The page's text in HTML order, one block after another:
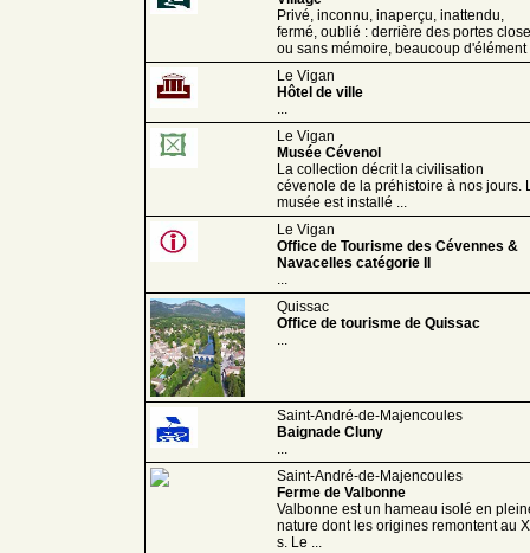
Privé, inconnu, inaperçu, inattendu,
fermé, oublié : derrière des portes
ou sans mémoire, beaucoup d'élément
Le Vigan
Hôtel de ville
...
Le Vigan
Musée Cévenol
La collection décrit la civilisation
cévenole de la préhistoire à nos jours.
musée est installé ...
Le Vigan
Office de Tourisme des Cévennes &
Navacelles catégorie II
...
Quissac
Office de tourisme de Quissac
...
Saint-André-de-Majencoules
Baignade Cluny
...
Saint-André-de-Majencoules
Ferme de Valbonne
Valbonne est un hameau isolé en
nature dont les origines remontent au
s. Le ...